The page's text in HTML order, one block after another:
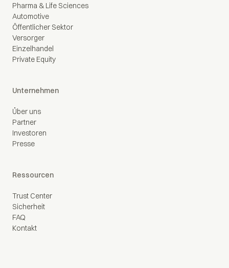
Pharma & Life Sciences
Automotive
Öffentlicher Sektor
Versorger
Einzelhandel
Private Equity
Unternehmen
Über uns
Partner
Investoren
Presse
Ressourcen
Trust Center
Sicherheit
FAQ
Kontakt